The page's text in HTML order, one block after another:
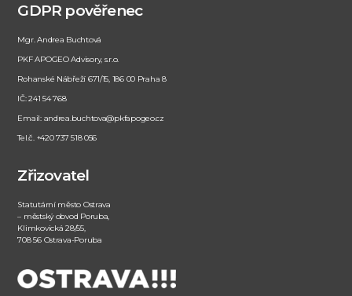
GDPR pověřenec
Mgr. Andrea Buchtová
PKF APOGEO Advisory, s.r.o.
Rohanské Nábřeží 671/15, 186 00 Praha 8
IČ: 241 54 768
Email: andrea.buchtova@pkfapogeo.cz
Tel.č. +420 737 518 056
Zřizovatel
Statutární město Ostrava
– městský obvod Poruba,
Klimkovická 28/55,
708 56 Ostrava-Poruba